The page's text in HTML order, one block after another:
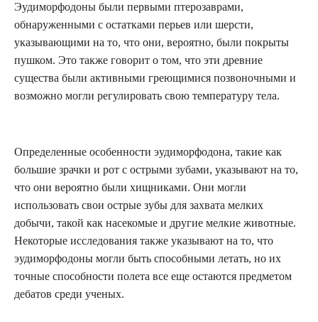
Эудиморфодоны были первыми птерозаврами,
обнаруженными с остатками перьев или шерсти,
указывающими на то, что они, вероятно, были покрыты
пушком. Это также говорит о том, что эти древние
существа были активными греющимися позвоночными и
возможно могли регулировать свою температуру тела.
Определенные особенности эудиморфодона, такие как
большие зрачки и рот с острыми зубами, указывают на то,
что они вероятно были хищниками. Они могли
использовать свои острые зубы для захвата мелких
добычи, такой как насекомые и другие мелкие животные.
Некоторые исследования также указывают на то, что
эудиморфодоны могли быть способными летать, но их
точные способности полета все еще остаются предметом
дебатов среди ученых.